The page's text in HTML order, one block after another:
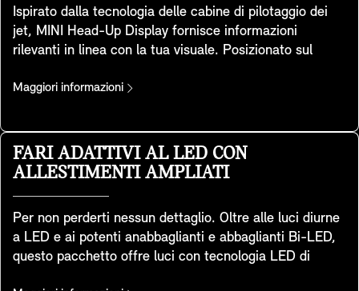
Ispirato dalla tecnologia delle cabine di pilotaggio dei
jet, MINI Head-Up Display fornisce informazioni
rilevanti in linea con la tua visuale. Posizionato sul
visualizzare dati chiave come la velocità di guida, le
legati all'intrattenimento. Grazie alla sua estrema
nitidezza, offre un’eccellente qualità d’immagine anche
in ambienti molto illuminati. È possibile regolare
non solo: si adatta alla MINI Experience Mode scelta,
contribuendo ad offrire un'esperienza di guida
confortevole all'interno della vettura.
Maggiori informazioni
FARI ADATTIVI AL LED CON
ALLESTIMENTI AMPLIATI
Per non perderti nessun dettaglio. Oltre alle luci diurne
a LED e ai potenti anabbaglianti e abbaglianti Bi-LED,
questo pacchetto offre luci con tecnologia LED di